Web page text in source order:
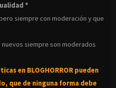
*
siempre con moderación y que
siempre son moderados
en BLOGHORROR pueden
que de ninguna forma debe